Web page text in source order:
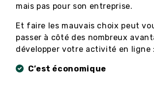
mais pas pour son entreprise.
Et faire les mauvais choix peut
passer à côté des nombreux
développer votre activité en ligne :
C’est économique